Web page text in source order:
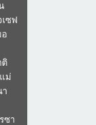
ซฟ
ติ
ม่
ซา